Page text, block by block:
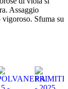
Assaggio
Sfuma su